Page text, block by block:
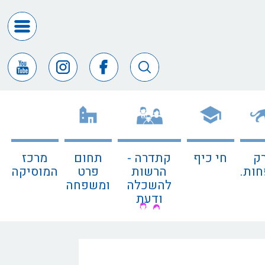
חופש
המידע
העיר
דבר
המנכ"ל
חי כיף קתדרה -
הרשות
להשכלה
ודעת
תחום
פרט
ומשפחה
מרכז
המוסיקה